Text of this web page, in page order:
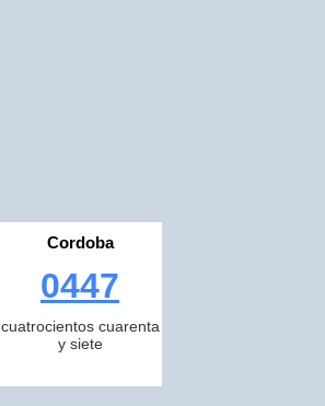
Cordoba
0447
cuatrocientos cuarenta
y siete